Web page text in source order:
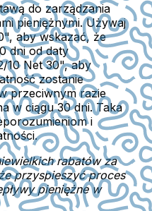
do zarządzania
pieniężnymi. Używaj
aby wskazać, że
dni od daty
10 Net 30", aby
zostanie
przeciwnym razie
w ciągu 30 dni. Taka
i
rabatów za
przyspieszyć proces
pieniężne w